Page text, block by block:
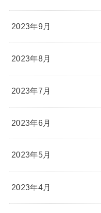
2023年9月
2023年8月
2023年7月
2023年6月
2023年5月
2023年4月